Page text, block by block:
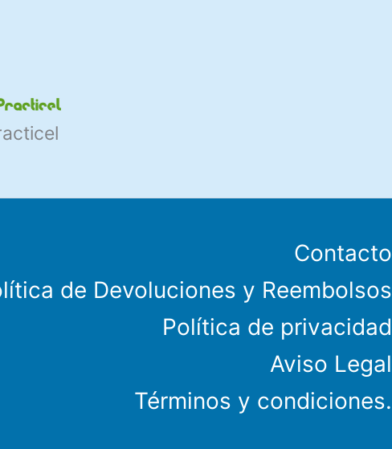
Contacto
de Devoluciones y Reembolsos
Política de privacidad
Aviso Legal
Términos y condiciones.